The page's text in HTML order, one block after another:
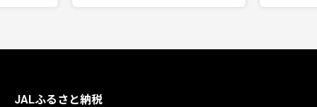
JALふるさと納税